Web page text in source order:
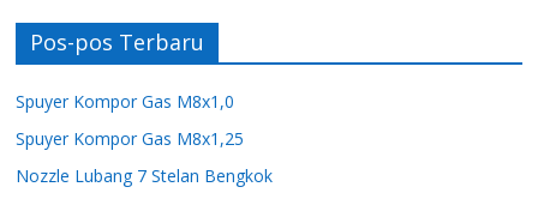
Pos-pos Terbaru
Spuyer Kompor Gas M8x1,0
Spuyer Kompor Gas M8x1,25
Nozzle Lubang 7 Stelan Bengkok